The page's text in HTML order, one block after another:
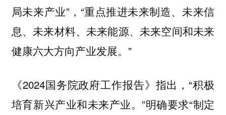
局未来产业”，“重点推进未来制造、未来信
息、未来材料、未来能源、未来空间和未来
健康六大方向产业发展。”
《2024国务院政府工作报告》指出，“积极
培育新兴产业和未来产业。”明确要求“制定